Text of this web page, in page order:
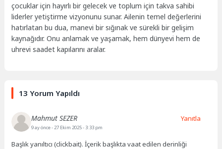
çocuklar için hayırlı bir gelecek ve toplum için takva sahibi
liderler yetiştirme vizyonunu sunar. Ailenin temel değerlerini
hatırlatan bu dua, manevi bir sığınak ve sürekli bir gelişim
kaynağıdır. Onu anlamak ve yaşamak, hem dünyevi hem de
uhrevi saadet kapılarını aralar.
13 Yorum Yapıldı
Mahmut SEZER
9 ay önce- 27 Ekim 2025 - 3:33 pm
Başlık yanıltıcı (clickbait). İçerik başlıkta vaat edilen derinliği
Yanıtla